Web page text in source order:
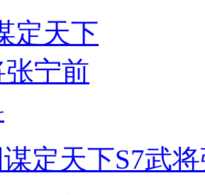
谋定天下S7武